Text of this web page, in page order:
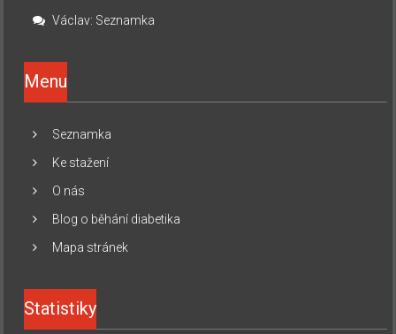
Václav: Seznamka
Menu
Seznamka
Ke stažení
O nás
Blog o běhání diabetika
Mapa stránek
Statistiky